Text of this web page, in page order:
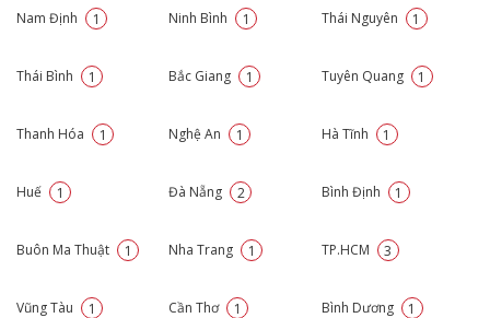
Nam Định 1 Ninh Bình 1 Thái Nguyên 1
Thái Bình 1 Bắc Giang 1 Tuyên Quang 1
Thanh Hóa 1 Nghệ An 1 Hà Tĩnh 1
Huế 1 Đà Nẵng 2 Bình Định 1
Buôn Ma Thuật 1 Nha Trang 1 TP.HCM 3
Vũng Tàu 1 Cần Thơ 1 Bình Dương 1